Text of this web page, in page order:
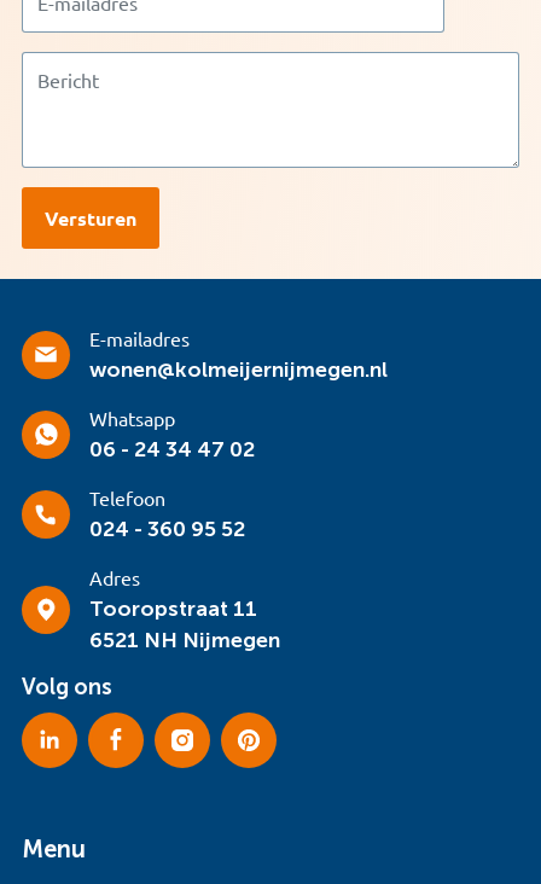
E-mailadres
wonen@kolmeijernijmegen.nl
Whatsapp
06 - 24 34 47 02
Telefoon
024 - 360 95 52
Adres
Tooropstraat 11
6521 NH Nijmegen
Volg ons
Menu